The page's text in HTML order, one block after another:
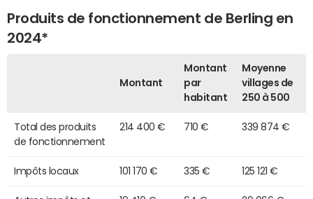
Produits de fonctionnement de Berling en
2024*
Montant
Montant
par
habitant
Moyenne
villages de
250 à 500
Total des produits
de fonctionnement
214 400 € 710 € 339 874 €
Impôts locaux 101 170 € 335 € 125 121 €